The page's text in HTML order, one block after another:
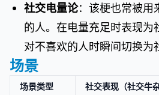
社交电量论：该梗也常被用
的人。在电量充足时表现为
对不喜欢的人时瞬间切换为
场景
场景类型
社交表现（社交牛